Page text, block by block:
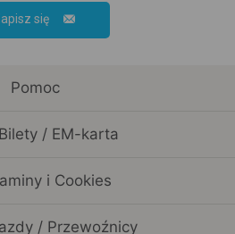
się
Pomoc
/ EM-karta
i Cookies
/ Przewoźnicy